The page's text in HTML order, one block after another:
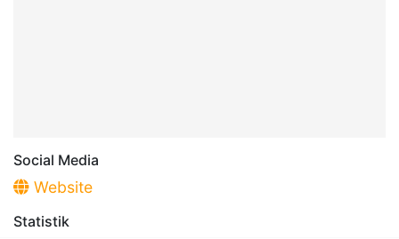
Social Media
Website
Statistik